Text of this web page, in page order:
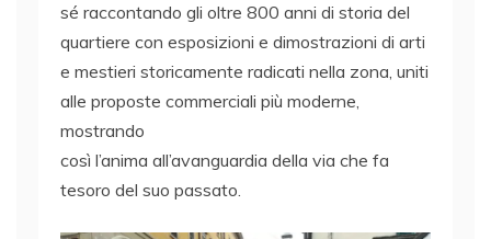
sé raccontando gli oltre 800 anni di storia del
quartiere con esposizioni e dimostrazioni di arti
e mestieri storicamente radicati nella zona, uniti
alle proposte commerciali più moderne,
mostrando
così l’anima all’avanguardia della via che fa
tesoro del suo passato.